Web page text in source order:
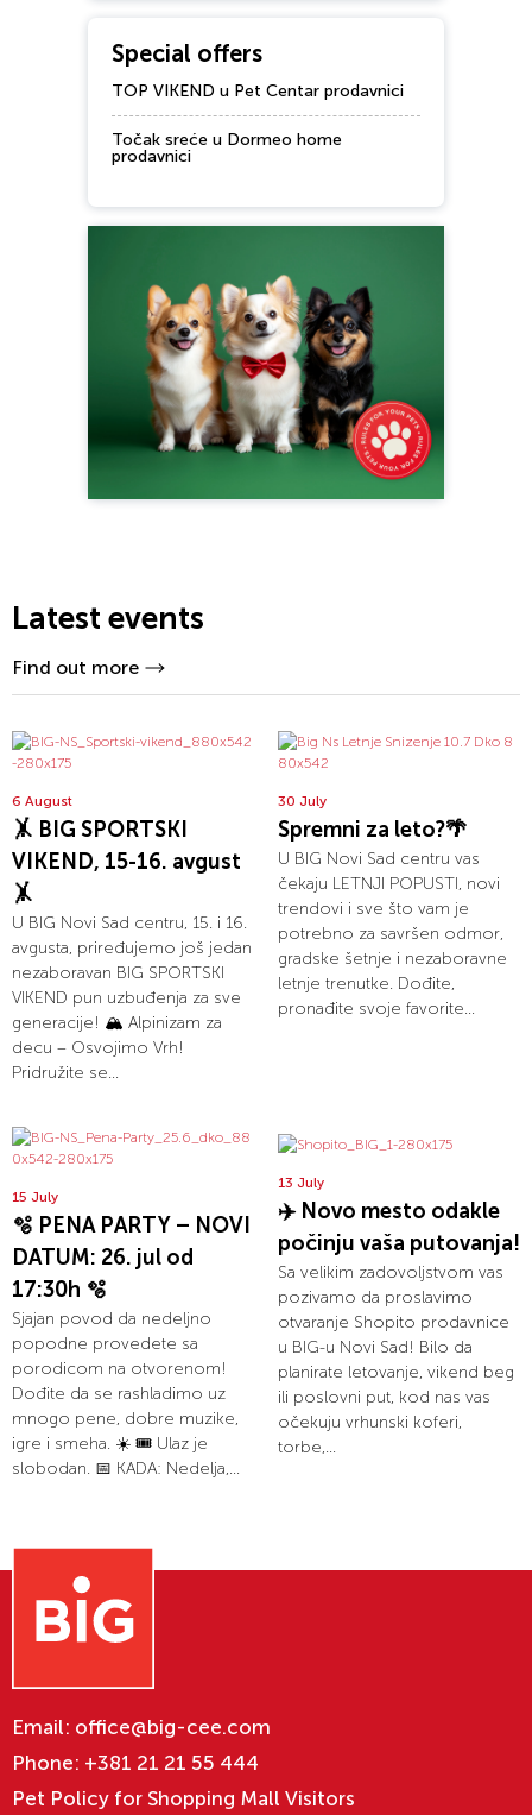
Special offers
TOP VIKEND u Pet Centar prodavnici
Točak sreće u Dormeo home
prodavnici
Latest events
Find out more
6 August
🤸 BIG SPORTSKI
VIKEND, 15-16. avgust
🤸
U BIG Novi Sad centru, 15. i 16.
avgusta, priređujemo još jedan
nezaboravan BIG SPORTSKI
VIKEND pun uzbuđenja za sve
generacije! 🏔️ Alpinizam za
decu – Osvojimo Vrh!
Pridružite se...
30 July
Spremni za leto?🌴
U BIG Novi Sad centru vas
čekaju LETNJI POPUSTI, novi
trendovi i sve što vam je
potrebno za savršen odmor,
gradske šetnje i nezaboravne
letnje trenutke. Dođite,
pronađite svoje favorite...
15 July
🫧 PENA PARTY – NOVI
DATUM: 26. jul od
17:30h 🫧
Sjajan povod da nedeljno
popodne provedete sa
porodicom na otvorenom!
Dođite da se rashladimo uz
mnogo pene, dobre muzike,
igre i smeha. ☀️ 🎟️ Ulaz je
slobodan. 📅 KADA: Nedelja,...
13 July
✈️ Novo mesto odakle
počinju vaša putovanja!
Sa velikim zadovoljstvom vas
pozivamo da proslavimo
otvaranje Shopito prodavnice
u BIG-u Novi Sad! Bilo da
planirate letovanje, vikend beg
ili poslovni put, kod nas vas
očekuju vrhunski koferi,
torbe,...
Email: office@big-cee.com
Phone: +381 21 21 55 444
Pet Policy for Shopping Mall Visitors